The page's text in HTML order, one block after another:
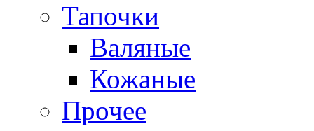
Тапочки
Валяные
Кожаные
Прочее